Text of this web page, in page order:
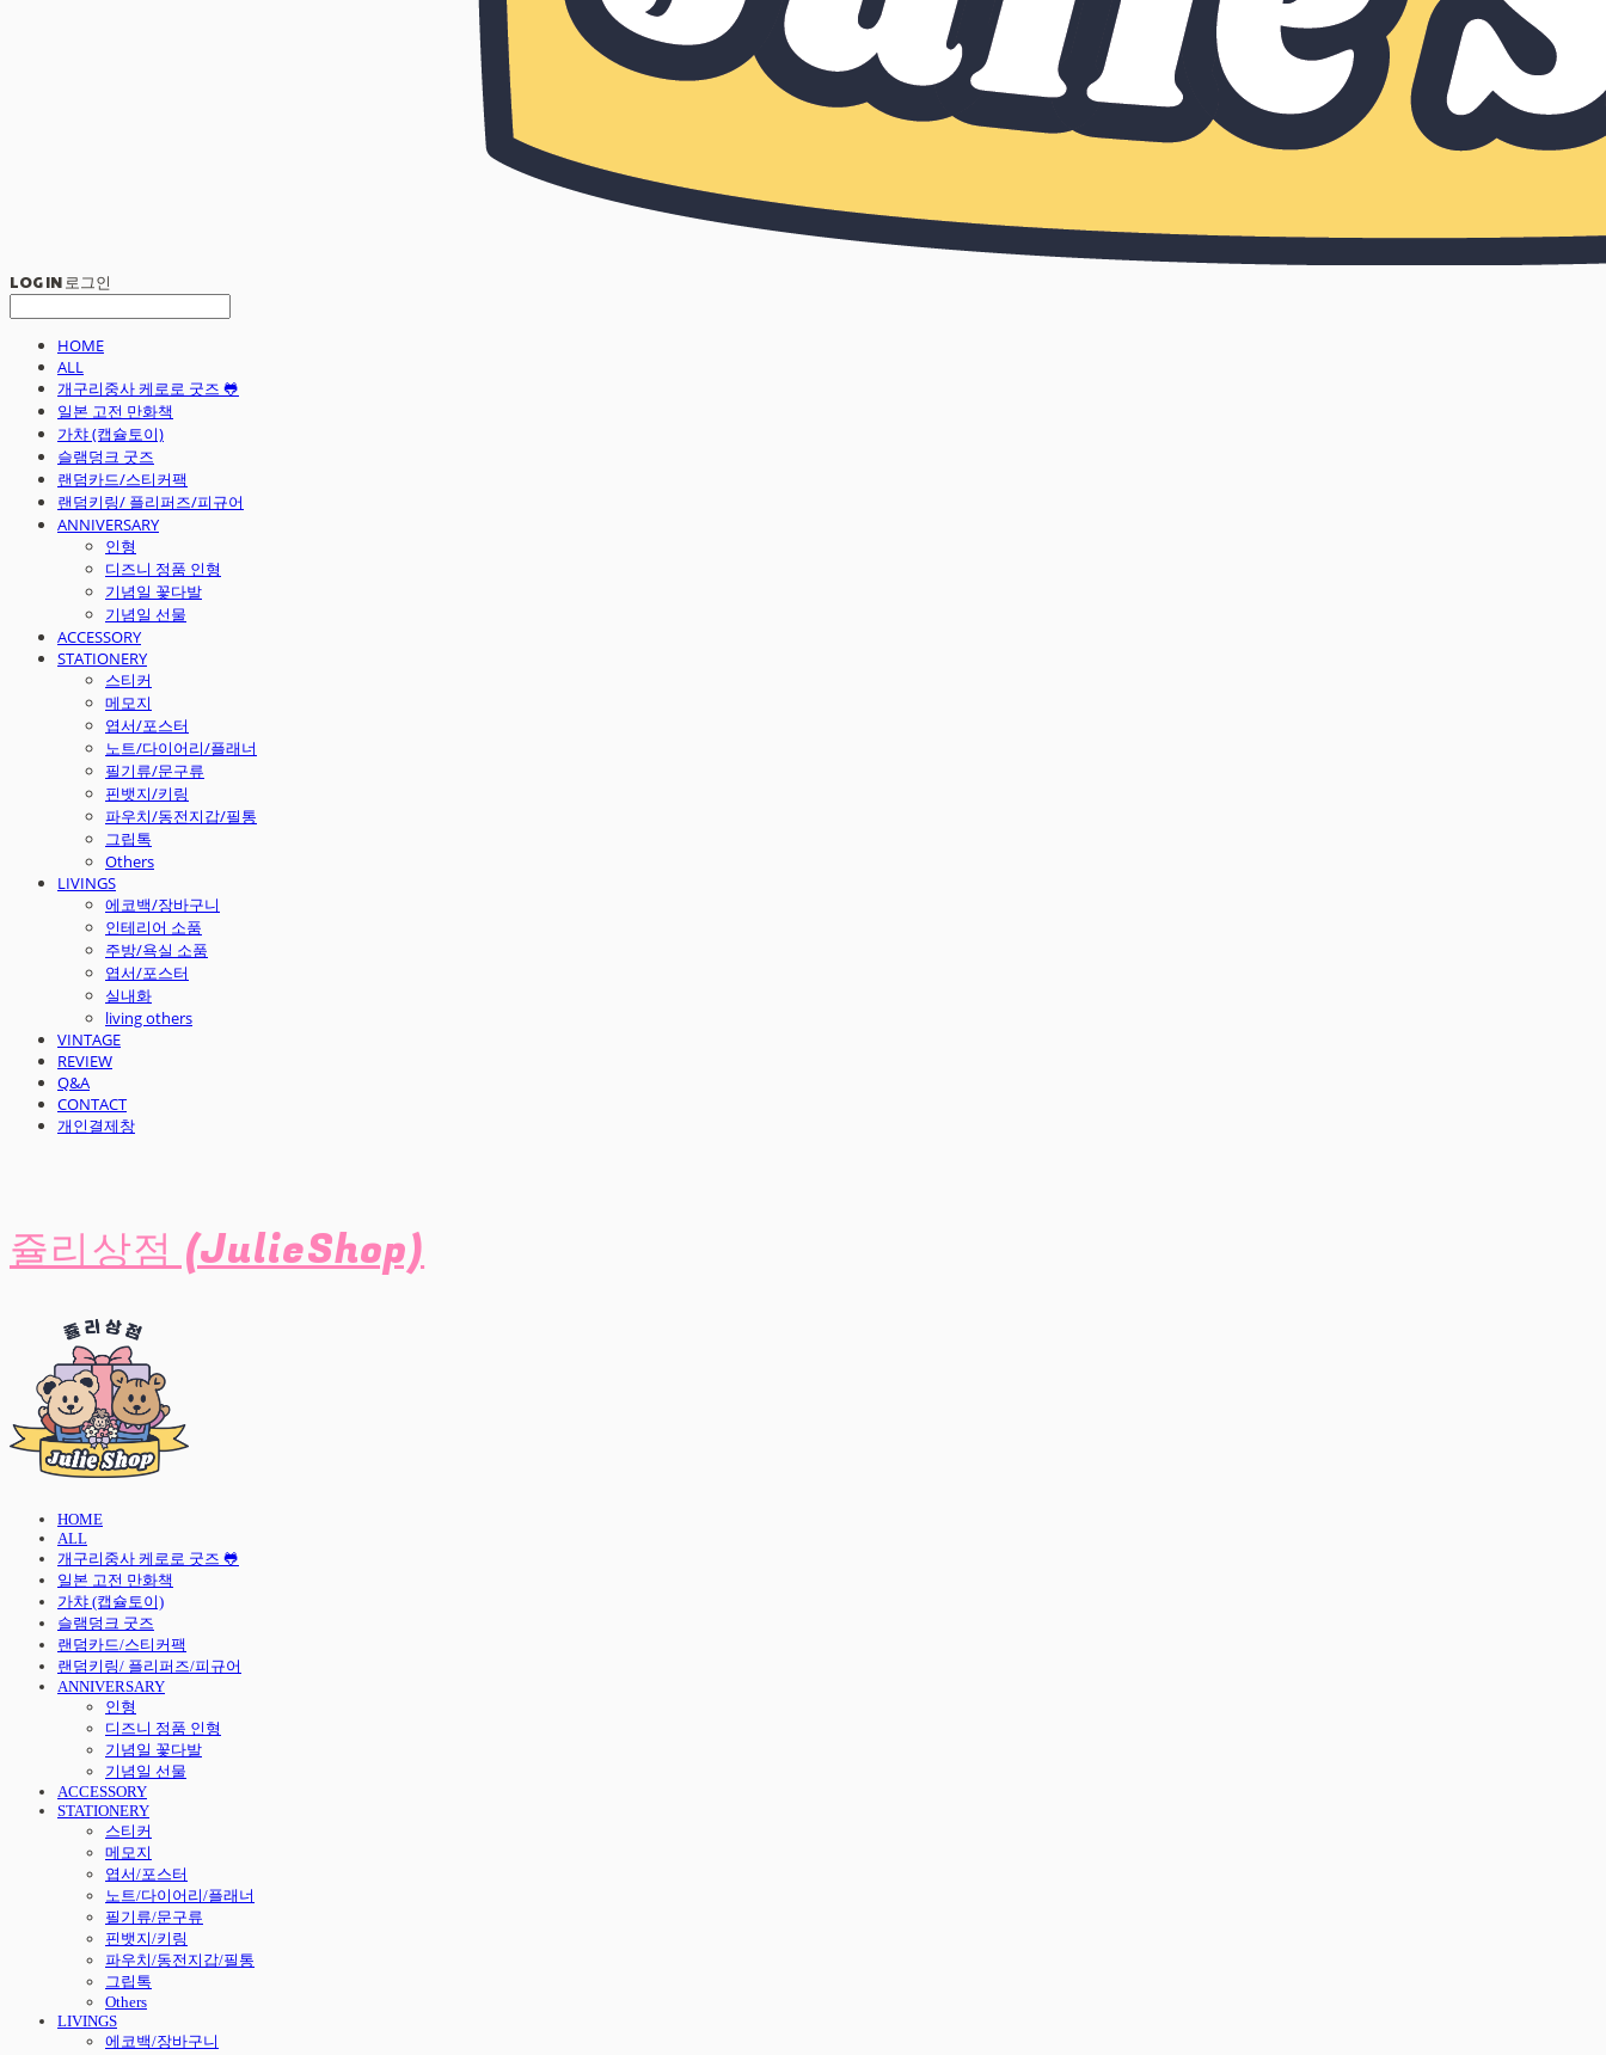
LOG IN로그인
HOME
ALL
개구리중사 케로로 굿즈 🐸
일본 고전 만화책
가챠 (캡슐토이)
슬램덩크 굿즈
랜덤카드/스티커팩
랜덤키링/ 플리퍼즈/피규어
ANNIVERSARY
인형
디즈니 정품 인형
기념일 꽃다발
기념일 선물
ACCESSORY
STATIONERY
스티커
메모지
엽서/포스터
노트/다이어리/플래너
필기류/문구류
핀뱃지/키링
파우치/동전지갑/필통
그립톡
Others
LIVINGS
에코백/장바구니
인테리어 소품
주방/욕실 소품
엽서/포스터
실내화
living others
VINTAGE
REVIEW
Q&A
CONTACT
개인결제창
쥴리상점 (JulieShop)
HOME
ALL
개구리중사 케로로 굿즈 🐸
일본 고전 만화책
가챠 (캡슐토이)
슬램덩크 굿즈
랜덤카드/스티커팩
랜덤키링/ 플리퍼즈/피규어
ANNIVERSARY
인형
디즈니 정품 인형
기념일 꽃다발
기념일 선물
ACCESSORY
STATIONERY
스티커
메모지
엽서/포스터
노트/다이어리/플래너
필기류/문구류
핀뱃지/키링
파우치/동전지갑/필통
그립톡
Others
LIVINGS
에코백/장바구니